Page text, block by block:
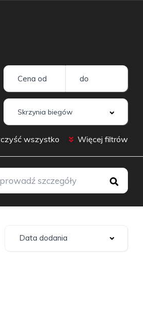
wszystko Więcej filtrów
Data dodania